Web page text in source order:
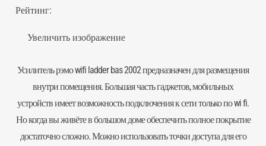
Рейтинг:
Увеличить изображение
Усилитель рэмо wifi ladder bas 2002 предназначен для размещения
внутри помещения. Большая часть гаджетов, мобильных
устройств имеет возможность подключения к сети только по wi fi.
Но когда вы живёте в большом доме обеспечить полное покрытие
достаточно сложно. Можно использовать точки доступа для его